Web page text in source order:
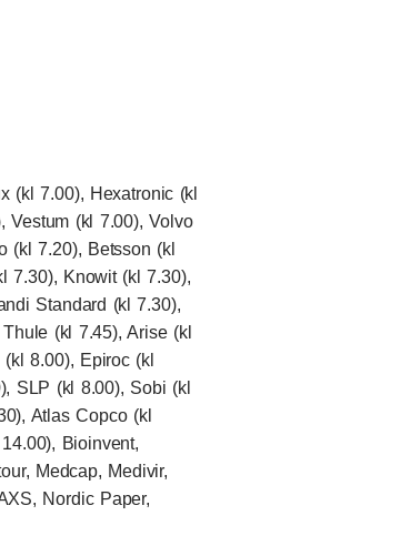
(kl 7.00), Hexatronic (kl
Vestum (kl 7.00), Volvo
(kl 7.20), Betsson (kl
7.30), Knowit (kl 7.30),
Standard (kl 7.30),
(kl 7.45), Arise (kl
8.00), Epiroc (kl
SLP (kl 8.00), Sobi (kl
Atlas Copco (kl
Bioinvent,
Medcap, Medivir,
Nordic Paper,